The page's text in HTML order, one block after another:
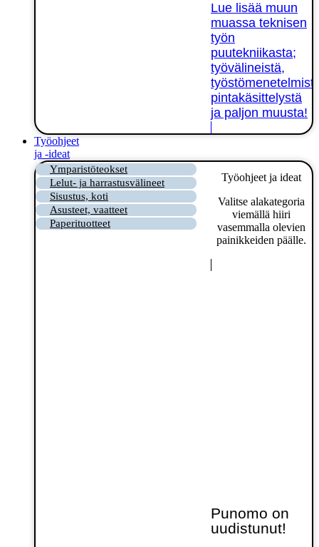
Lue lisää muun
muassa teknisen
työn
puutekniikasta;
työvälineistä,
pintakäsittelystä
ja paljon muusta!
Työohjeet
ja -ideat
Ymparistöteokset
Lelut- ja harrastusvälineet
Sisustus, koti
Asusteet, vaatteet
Paperituotteet
Työohjeet ja ideat
Valitse alakategoria
viemällä hiiri
vasemmalla olevien
painikkeiden päälle.
Punomo on
uudistunut!